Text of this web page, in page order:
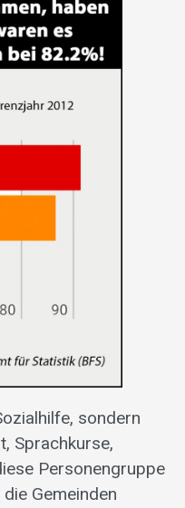
sondern
Sprachkurse,
Personengruppe
Gemeinden